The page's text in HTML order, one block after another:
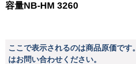
容量NB-HM 3260
ここで表示されるのは商品原価です
はお問い合わせください。